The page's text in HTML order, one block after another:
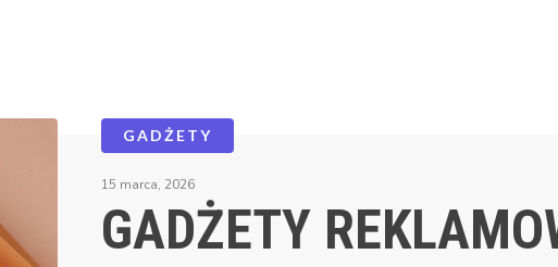
GADŻETY
15 marca, 2026
GADŻETY